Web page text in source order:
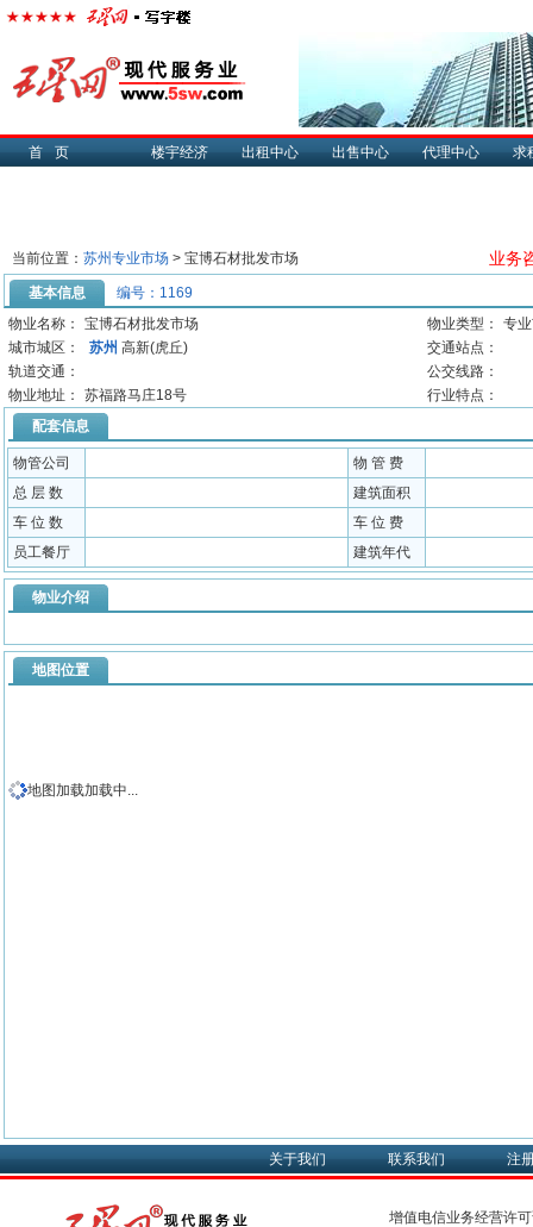
首页 楼宇经济 出租中心 出售中心 代理中心 求
当前位置： 苏州专业市场 > 宝博石材批发市场 业务
基本信息
编号：1169
物业名称：
宝博石材批发市场 物业类型：
专
城市城区：
苏州 高新(虎丘)
交通站点：
轨道交通：
公交线路：
物业地址：
苏福路马庄18号
行业特点：
配套信息
物管公司
物 管 费
总 层 数
建筑面积
车 位 数
车 位 费
员工餐厅
建筑年代
物业介绍
地图位置
地图加载加载中...
关于我们 联系我们 注
增值电信业务经营许